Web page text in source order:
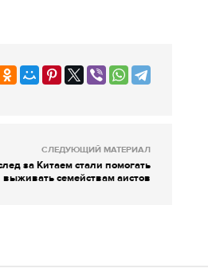
СЛЕДУЮЩИЙ МАТЕРИАЛ
за Китаем стали помогать
выживать семействам аистов